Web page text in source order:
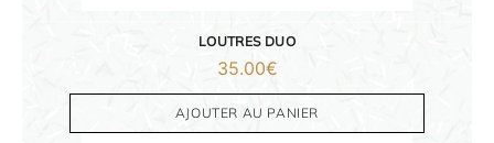
LOUTRES DUO
35.00€
AJOUTER AU PANIER
FAMILLE & ENFANTS